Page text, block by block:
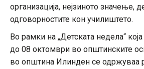
организација, нејзиното значење,
одговорностите кон училиштето.
Во рамки на „Детската недела“
до 08 октомври во општинските
во општина Илинден се одржуваа